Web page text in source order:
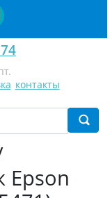
контакты
Epson